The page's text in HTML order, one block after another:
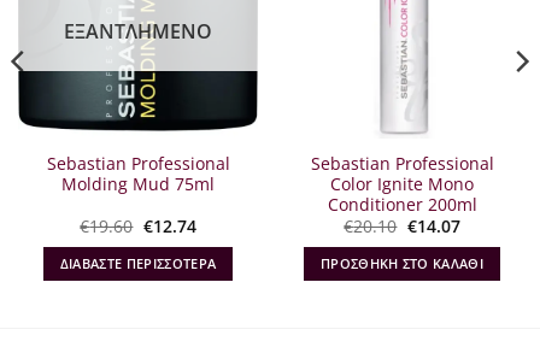
ΕΞΑΝΤΛΗΜΈΝΟ
Sebastian Professional
Molding Mud 75ml
€19.60 Original
was:
€19.60.
€12.74Η
τιμή
είναι:
€12.74.
ΔΙΑΒΆΣΤΕ ΠΕΡΙΣΣΌΤΕΡΑ
Sebastian Professional
Color Ignite Mono
Conditioner 200ml
€20.10 Original
was:
€20.10.
€14.07Η
τιμή
είναι:
€14.07.
ΠΡΟΣΘΉΚΗ ΣΤΟ ΚΑΛΆΘΙ